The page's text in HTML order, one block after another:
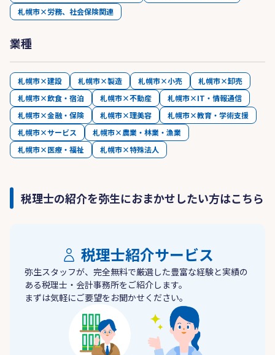
札幌市×労務、社会保険関連
業種
札幌市×建設 札幌市×製造 札幌市×小売
札幌市×卸売
札幌市×飲食・宿泊
札幌市×不動産
札幌市×IT・情報通信
札幌市×金融・保険
札幌市×理美容
札幌市×教育・学術支援
札幌市×サービス
札幌市×農業・林業・漁業
札幌市×医療・福祉
札幌市×特殊法人
税理士の紹介を弥生におまかせしたい方はこちら
税理士紹介サービス
弥生スタッフが、完全無料で厳選した豊富な経験と実績の
ある税理士・会計事務所をご紹介します。
まずは気軽にご要望をお聞かせください。